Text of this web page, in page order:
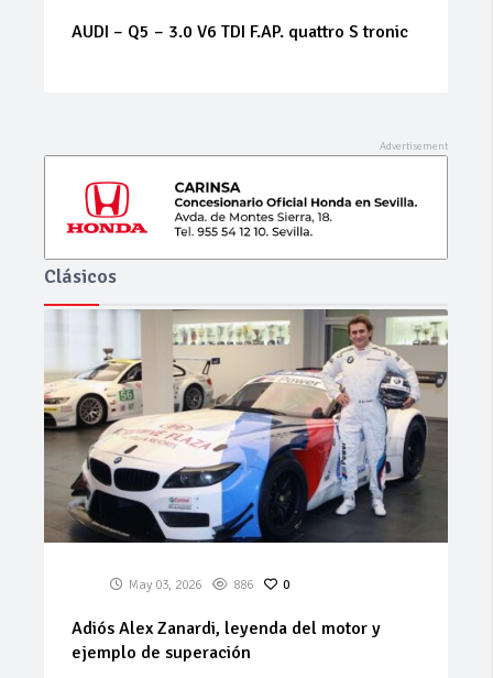
ALFA ROMEO – 159 – 1.9 JTS 16V Distinctive
Clásicos
May 03, 2026 886 0
Adiós Alex Zanardi, leyenda del motor y
ejemplo de superación